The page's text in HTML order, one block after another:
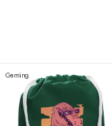
Gaming